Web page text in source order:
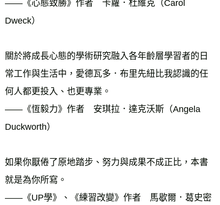
——《心態致勝》作者　卡蘿．杜維克（Carol
Dweck）
關於將成長心態的學術研究融入各年齡層學習者的日
常工作與生活中，愛德瓦多．布里先紐比我認識的任
何人都更投入、也更專業。
——《恆毅力》作者　安琪拉．達克沃斯（Angela
Duckworth）
如果你厭倦了原地踏步、努力與成果不成正比，本書
就是為你所寫。
——《UP學》、《練習改變》作者　馬歇爾．葛史密